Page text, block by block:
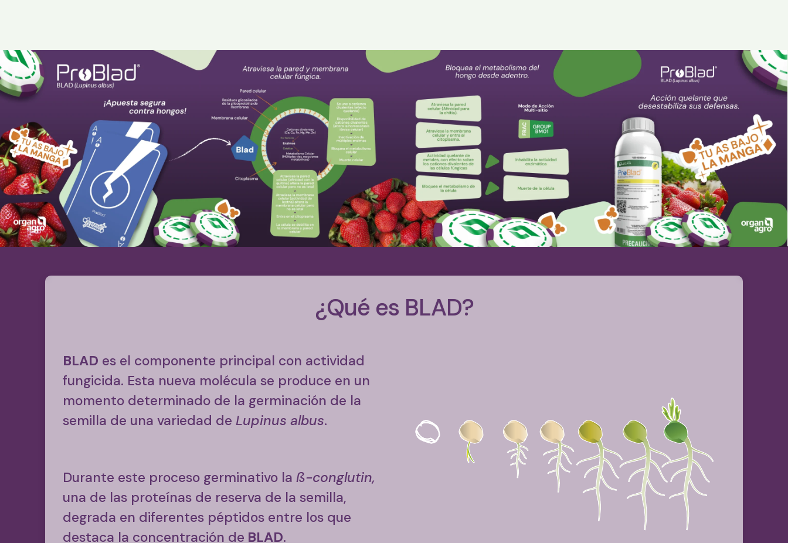
¿Qué es BLAD?
BLAD es el componente principal con actividad
fungicida. Esta nueva molécula se produce en un
momento determinado de la germinación de la
semilla de una variedad de Lupinus albus.
Durante este proceso germinativo la ß-conglutin,
una de las proteínas de reserva de la semilla,
degrada en diferentes péptidos entre los que
destaca la concentración de BLAD.